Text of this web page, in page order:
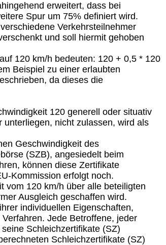
erweitert, dass bei
Spur um 75% definiert wird.
Verkehrsteilnehmer
und soll hiermit gehoben
120 km/h bedeuten: 120 + 0,5 * 120
Beispiel zu einer erlaubten
da dieses die
120 generell oder situativ
nicht zulassen, wird als
Geschwindigkeit des
(SZB), angesiedelt beim
können diese Zertifikate
Kommission erfolgt noch.
vom 120 km/h über alle beteiligten
Ausgleich geschaffen wird.
individuellen Eigenschaften,
Jede Betroffene, jeder
Schleichzertifikate (SZ)
Schleichzertifikate (SZ)